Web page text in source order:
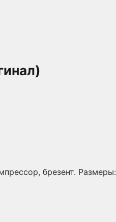
брезент. Размеры: